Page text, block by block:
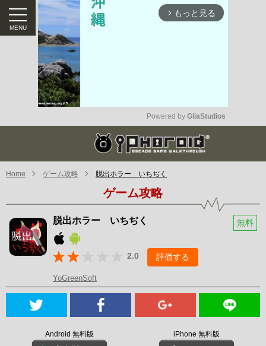
arrow_forward_ios もっと見る
Mute
Powered by GliaStudios
Home ゲーム攻略 脱出ホラー いちぢく
ゲーム攻略
脱出ホラー いちぢく 無料
2.0 評価する
YoGreenSoft
Android 無料版 iPhone 無料版